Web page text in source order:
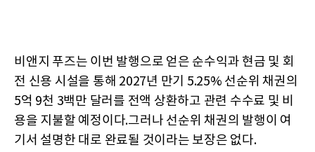
비앤지 푸즈는 이번 발행으로 얻은 순수익과 현금 및 회
전 신용 시설을 통해 2027년 만기 5.25% 선순위 채권의
5억 9천 3백만 달러를 전액 상환하고 관련 수수료 및 비
용을 지불할 예정이다.그러나 선순위 채권의 발행이 여
기서 설명한 대로 완료될 것이라는 보장은 없다.